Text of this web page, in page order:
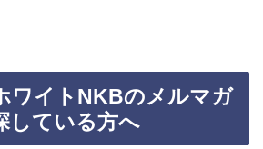
ワイトNKBのメルマガ
している方へ